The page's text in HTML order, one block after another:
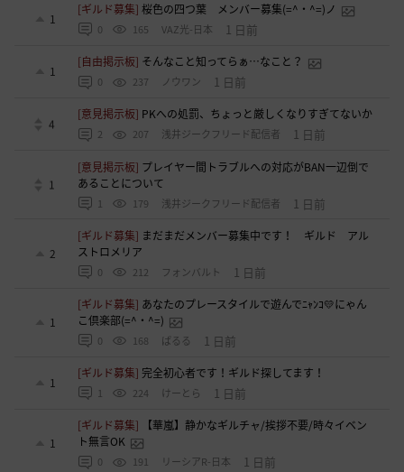
1
[ギルド募集]桜色の四つ葉 メンバー募集(=^・^=)ノ
0 165 VAZ光-日本 1 日前
1
[自由掲示板] そんなこと知ってらぁ…なこと？
0 237 ノウワン 1 日前
4
[意見掲示板] PKへの処罰、ちょっと厳しくなりすぎてないか
2 207 浅井ジークフリード配信者 1 日前
1
[意見掲示板] プレイヤー間トラブルへの対応がBAN一辺倒で
あることについて
1 179 浅井ジークフリード配信者 1 日前
2
[ギルド募集] まだまだメンバー募集中です！ ギルド アル
ストロメリア
0 212 フォンバルト 1 日前
1
[ギルド募集] あなたのプレースタイルで遊んでﾆｬﾝｺ💛にゃん
こ倶楽部(=^・^=)
0 168 ぱるる 1 日前
1
[ギルド募集] 完全初心者です！ギルド探してます！
1 224 けーとら 1 日前
1
[ギルド募集]
【華嵐】静かなギルチャ/挨拶不要/時々イベン
ト無言OK
0 191 リーシアR-日本 1 日前